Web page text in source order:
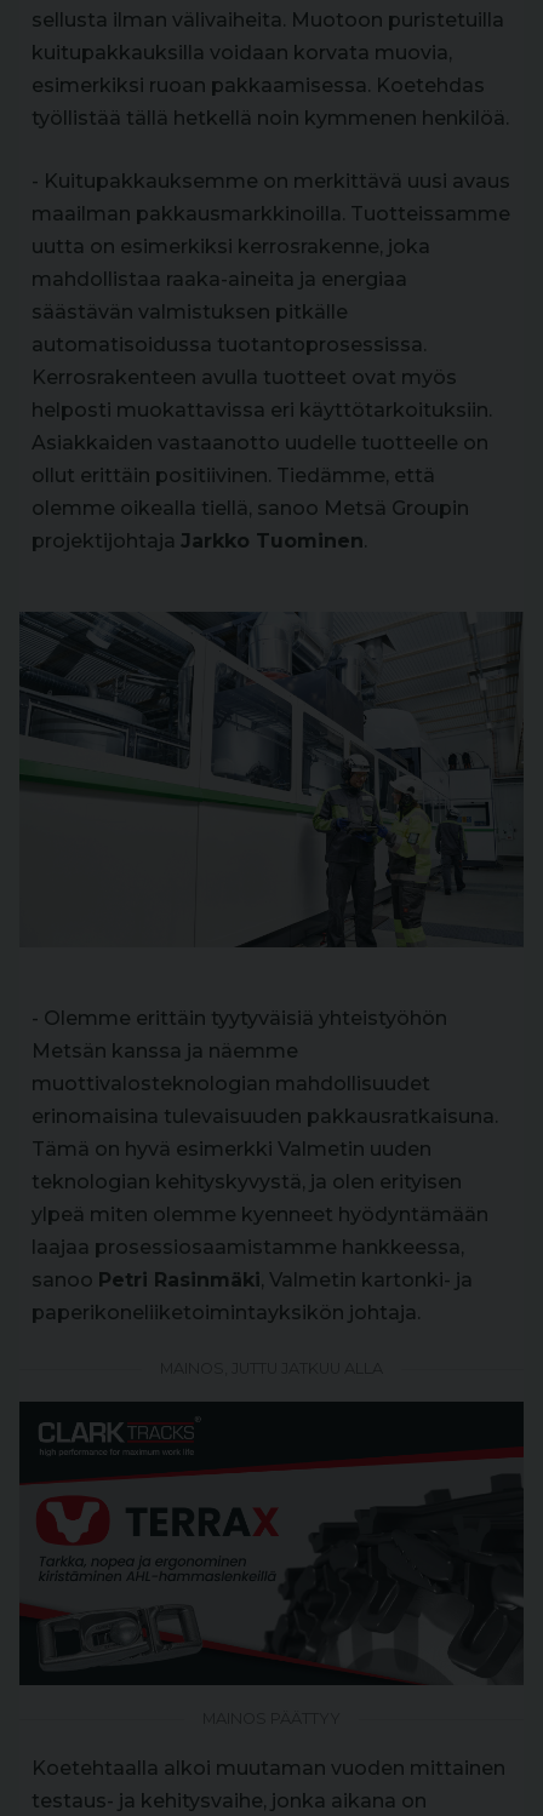
sellusta ilman välivaiheita. Muotoon puristetuilla
kuitupakkauksilla voidaan korvata muovia,
esimerkiksi ruoan pakkaamisessa. Koetehdas
työllistää tällä hetkellä noin kymmenen henkilöä.
- Kuitupakkauksemme on merkittävä uusi avaus
maailman pakkausmarkkinoilla. Tuotteissamme
uutta on esimerkiksi kerrosrakenne, joka
mahdollistaa raaka-aineita ja energiaa
säästävän valmistuksen pitkälle
automatisoidussa tuotantoprosessissa.
Kerrosrakenteen avulla tuotteet ovat myös
helposti muokattavissa eri käyttötarkoituksiin.
Asiakkaiden vastaanotto uudelle tuotteelle on
ollut erittäin positiivinen. Tiedämme, että
olemme oikealla tiellä, sanoo Metsä Groupin
projektijohtaja Jarkko Tuominen.
- Olemme erittäin tyytyväisiä yhteistyöhön
Metsän kanssa ja näemme
muottivalosteknologian mahdollisuudet
erinomaisina tulevaisuuden pakkausratkaisuna.
Tämä on hyvä esimerkki Valmetin uuden
teknologian kehityskyvystä, ja olen erityisen
ylpeä miten olemme kyenneet hyödyntämään
laajaa prosessiosaamistamme hankkeessa,
sanoo Petri Rasinmäki, Valmetin kartonki- ja
paperikoneliiketoimintayksikön johtaja.
Koetehtaalla alkoi muutaman vuoden mittainen
testaus- ja kehitysvaihe, jonka aikana on